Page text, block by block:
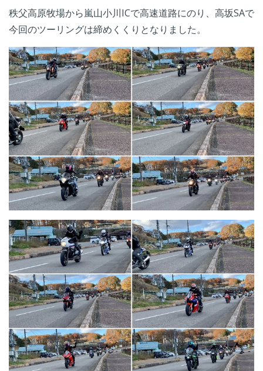
秩父高原牧場から嵐山小川ICで高速道路にのり、高坂SAで
今回のツーリングは締めくくりとなりました。